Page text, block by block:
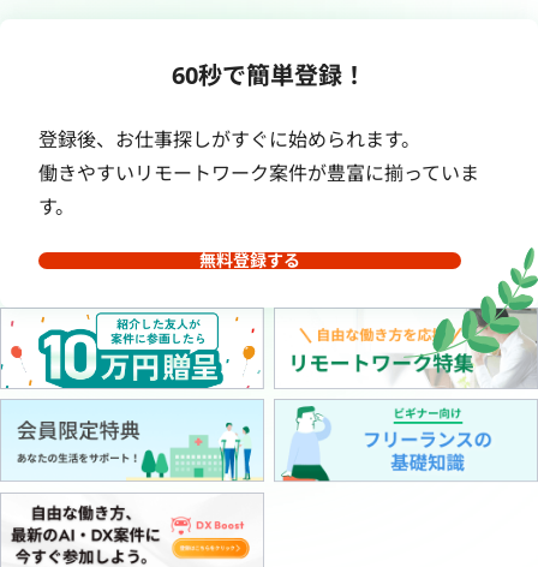
60秒で簡単登録！
登録後、お仕事探しがすぐに始められます。
働きやすいリモートワーク案件が豊富に揃っていま
す。
無料登録する